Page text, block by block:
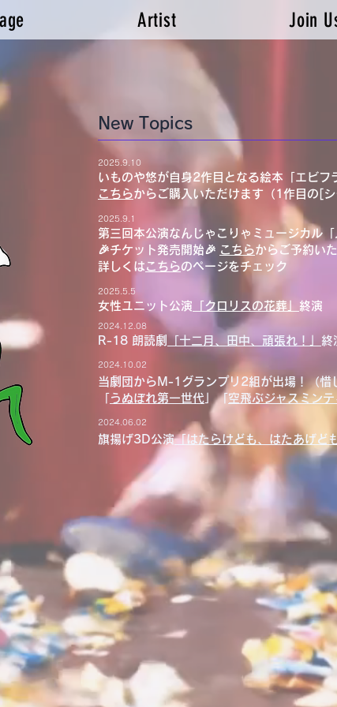
Artist Join
New Topics
2025.9.10
いものや悠が自身2作目となる絵本「エビフ
こちらからご購入いただけます（1作目の[
2025.9.1
第三回本公演なんじゃこりゃミュージカル
🎉チケット発売開始🎉 こちらからご予約い
詳しくは こちらのページをチェック
2025.5.5
女性ユニット公演 「クロリスの花葬」 終演
2024.12.08
R-18 朗読劇 「十二月、田中、頑張れ！」 終
2024.10.02
当劇団からM-1グランプリ2組が出場！（惜
うぬぼれ第一世代 」「 空飛ぶジャスミンテ
2024.06.02
旗揚げ3D公演「はたらけども、はたあげども